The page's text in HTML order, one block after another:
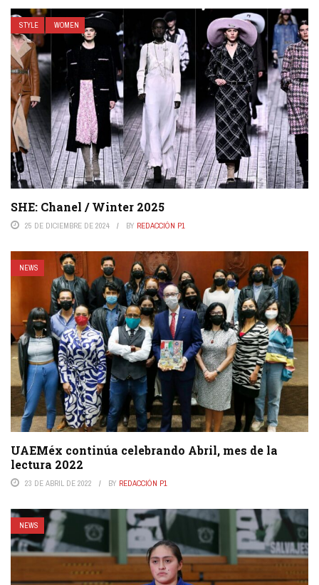
STYLE WOMEN
SHE: Chanel / Winter 2025
25 DE DICIEMBRE DE 2024 BY REDACCIÓN P1
NEWS
UAEMéx continúa celebrando Abril, mes de la
lectura 2022
23 DE ABRIL DE 2022 BY REDACCIÓN P1
NEWS